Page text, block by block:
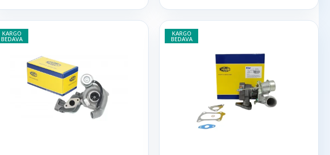
KARGO
BEDAVA
KARGO
BEDAVA